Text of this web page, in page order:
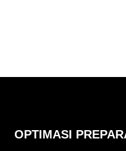
OPTIMASI